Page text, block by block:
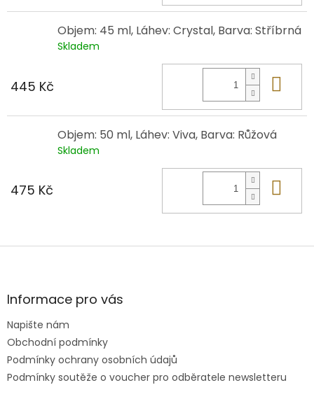
Objem: 45 ml, Láhev: Crystal, Barva: Stříbrná
Skladem
445 Kč
Objem: 50 ml, Láhev: Viva, Barva: Růžová
Skladem
475 Kč
Z
aInformace pro vás
Napište nám
Obchodní podmínky
Podmínky ochrany osobních údajů
Podmínky soutěže o voucher pro odběratele newsletteru